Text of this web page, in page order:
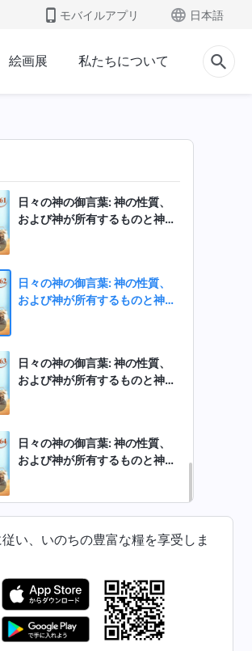
モバイルアプリ 日本語
絵画展 私たちについて
および神が所有するものと神そ
および神が所有するものと神そ
日々の神の御言葉: 神の性質、
および神が所有するものと神そ
日々の神の御言葉: 神の性質、
および神が所有するものと神そ
日々の神の御言葉: 神の性質、
および神が所有するものと神そ
日々の神の御言葉: 神の性質、
および神が所有するものと神そ
い、いのちの豊富な糧を享受しま